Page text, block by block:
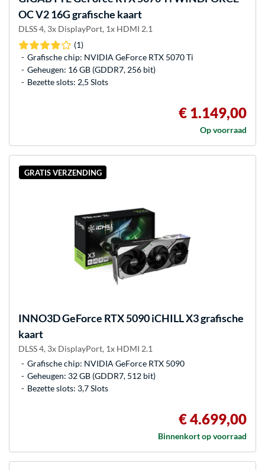
OC V2 16G grafische kaart
DLSS 4, 3x DisplayPort, 1x HDMI 2.1
(1)
Grafische chip: NVIDIA GeForce RTX 5070 Ti
Geheugen: 16 GB (GDDR7, 256 bit)
Bezette slots: 2,5 Slots
€ 1.149,00
Op voorraad
GRATIS VERZENDING
INNO3DGeForce RTX 5090 iCHILL X3 grafische
kaart
DLSS 4, 3x DisplayPort, 1x HDMI 2.1
Grafische chip: NVIDIA GeForce RTX 5090
Geheugen: 32 GB (GDDR7, 512 bit)
Bezette slots: 3,7 Slots
€ 4.699,00
Binnenkort op voorraad